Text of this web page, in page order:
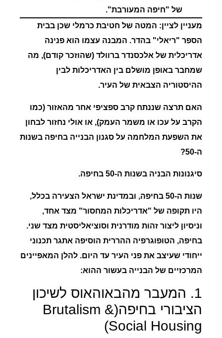
של "חיפה המעורבת".
מעניין לציין: המטה של חטיבת כרמלי שכן בבית
הספר "ריאלי" בהדר. המבנה עצמו הוא פנינה
אדריכלית של אלכסנדר ברוולד (שהוזכר קודם), מה
שמחבר באופן מושלם בין האדריכלות לבין
ההיסטוריה הצבאית של העיר.
האם תרצה שננתח קרב ספציפי אחר מהאזור (כמו
הקרב על עכו או משמר העמק), או אולי נחזור לבחון
את השפעת המלחמה על סגנון הבנייה בחיפה בשנות
ה-50?
סיגנונות הבניה בשנות ה-50 בחיפה.
שנות ה-50 בחיפה, ובמדינת ישראל הצעירה בכלל,
היו תקופה של "אדריכלות המחסור" מצד אחד,
וניסיון ליצור זהות מודרנית וסוציאליסטית מצד שני.
בחיפה, הטופוגרפיה ההררית הוסיפה אתגר תכנוני
ייחודי שעיצב את פני העיר עד היום. להלן המאפיינים
המרכזיים של הבנייה בעשור ההוא:
1. המעבר מהבאוהאוס לשיכון
הציבורי בחיפה(Brutalism &
Social Housing)